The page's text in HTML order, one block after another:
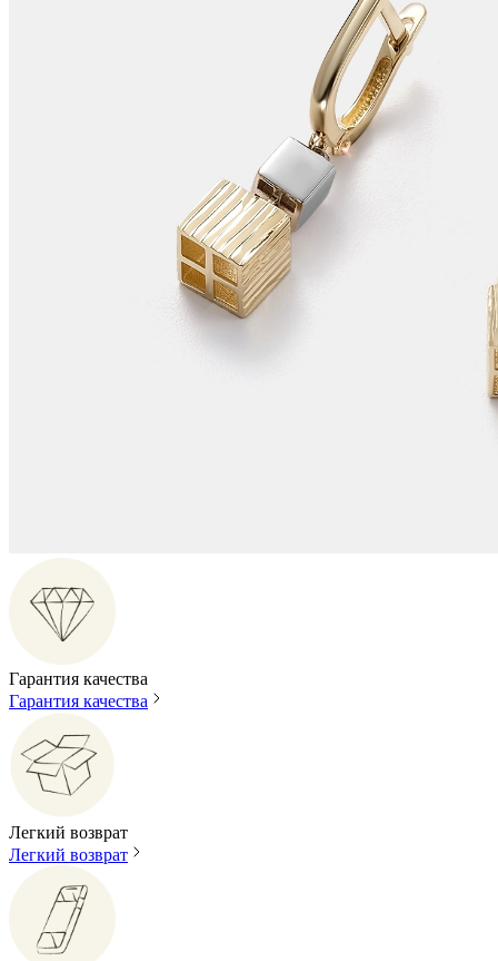
Гарантия качества
Гарантия качества
Легкий возврат
Легкий возврат